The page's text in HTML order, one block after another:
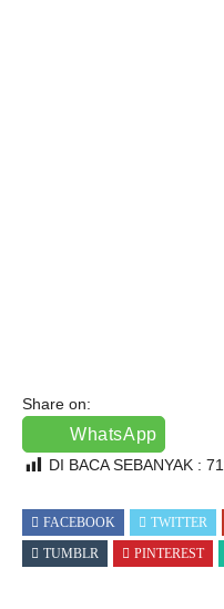
Share on:
WhatsApp
DI BACA SEBANYAK :
FACEBOOK TWITTER
TUMBLR
PINTEREST